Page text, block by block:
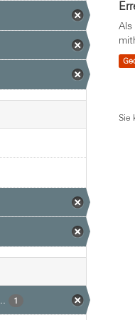
1
Sie